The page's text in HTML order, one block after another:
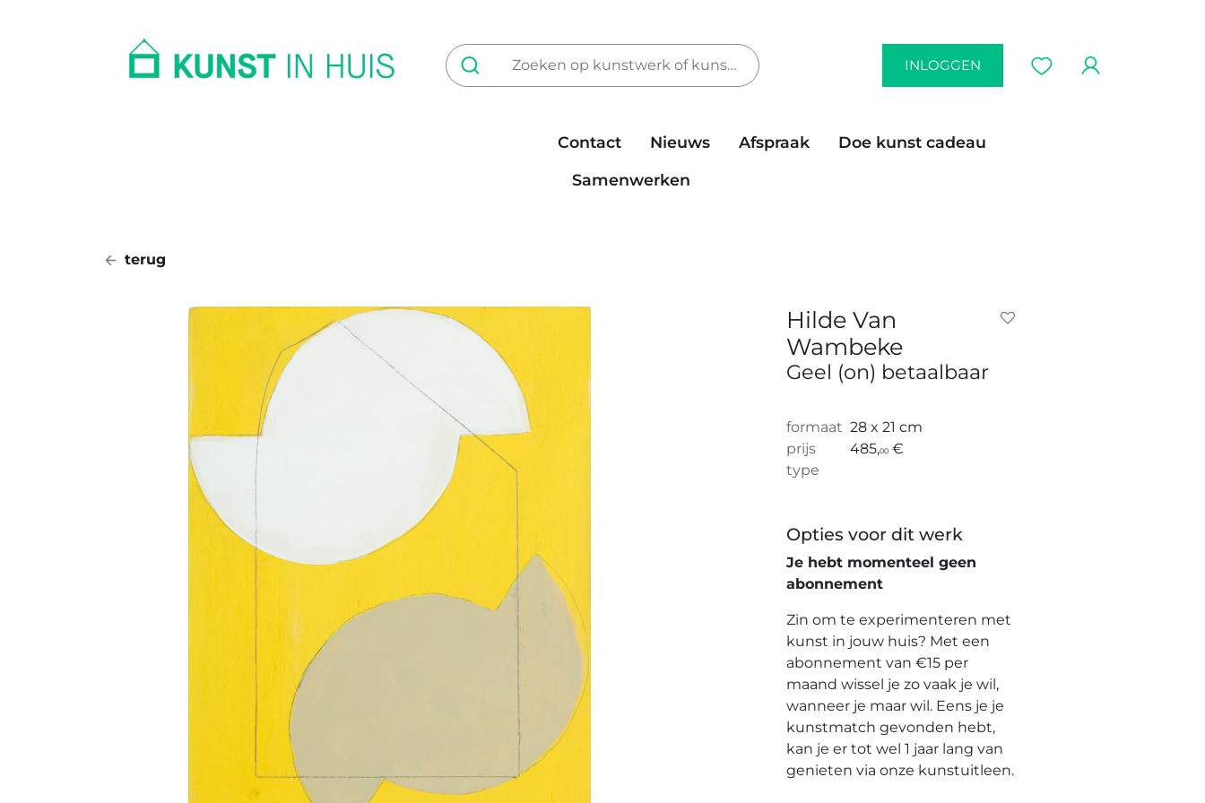
INLOGGEN
Contact Nieuws Afspraak
Doe kunst cadeau
Samenwerken
terug
Hilde Van
Wambeke
Geel (on) betaalbaar
formaat 28 x 21 cm
prijs
485,00 €
type
Opties voor dit werk
Je hebt momenteel geen
abonnement
Zin om te experimenteren met
kunst in jouw huis? Met een
abonnement van €15 per
maand wissel je zo vaak je wil,
wanneer je maar wil. Eens je je
kunstmatch gevonden hebt,
kan je er tot wel 1 jaar lang van
genieten via onze kunstuitleen.